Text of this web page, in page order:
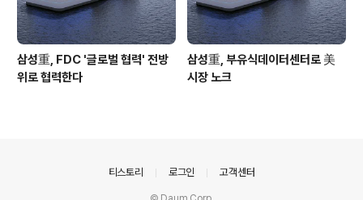
삼성重, FDC '글로벌 협력' 전방
위로 협력한다
삼성重, 부유식데이터센터로 美
시장 노크
티스토리 로그인 고객센터